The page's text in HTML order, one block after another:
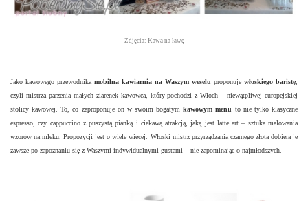
Zdjęcia: Kawa na ławę
Jako kawowego przewodnika mobilna kawiarnia na Waszym weselu proponuje włoskiego baristę
czyli mistrza parzenia małych ziarenek kawowca, który pochodzi z Włoch – niewątpliwej europejskiej
stolicy kawowej. To, co zaproponuje on w swoim bogatymkawowym menu to nie tylko klasyczne
espresso, czy cappuccino z puszystą pianką i ciekawą atrakcją, jaką jest latte art – sztuka malowania
wzorów na mleku. Propozycji jest o wiele więcej. Włoski mistrz przyrządzania czarnego złota dobiera je
zawsze po zapoznaniu się z Waszymi indywidualnymi gustami – nie zapominając o najmłodszych.